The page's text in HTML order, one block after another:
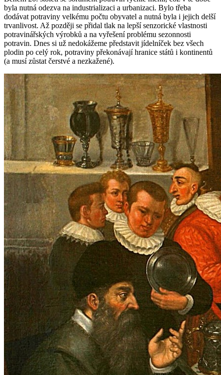
byla nutná odezva na industrializaci a urbanizaci. Bylo třeba
dodávat potraviny velkému počtu obyvatel a nutná byla i jejich delší
trvanlivost. Až později se přidal tlak na lepší senzorické vlastnosti
potravinářských výrobků a na vyřešení problému sezonnosti
potravin. Dnes si už nedokážeme představit jídelníček bez všech
plodin po celý rok, potraviny překonávají hranice států i kontinentů
(a musí zůstat čerstvé a nezkažené).